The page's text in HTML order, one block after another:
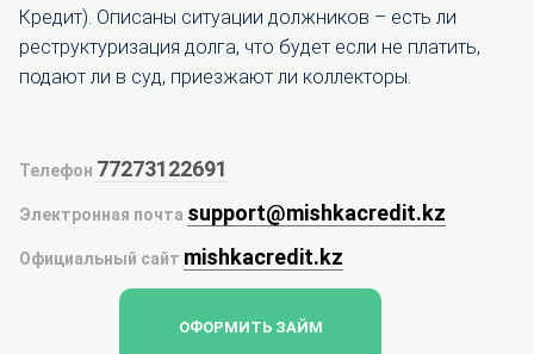
Кредит). Описаны ситуации должников – есть ли
реструктуризация долга, что будет если не платить,
подают ли в суд, приезжают ли коллекторы.
Телефон 77273122691
Электронная почта support@mishkacredit.kz
Официальный сайт mishkacredit.kz
ОФОРМИТЬ ЗАЙМ